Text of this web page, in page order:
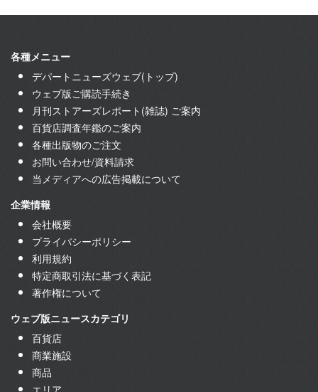
各種メニュー
デパートニューズウェブ(トップ)
ウェブ版ご購読手続き
月刊ストアーズレポート(雑誌) ご案内
百貨店調査年鑑のご案内
各種出版物のご注文
お問い合わせ/資料請求
当メディアへの広告掲載について
企業情報
会社概要
プライバシーポリシー
利用規約
特定商取引法に基づく表記
著作権について
ウェブ版ニュースカテゴリ
百貨店
商業施設
商品
エリア